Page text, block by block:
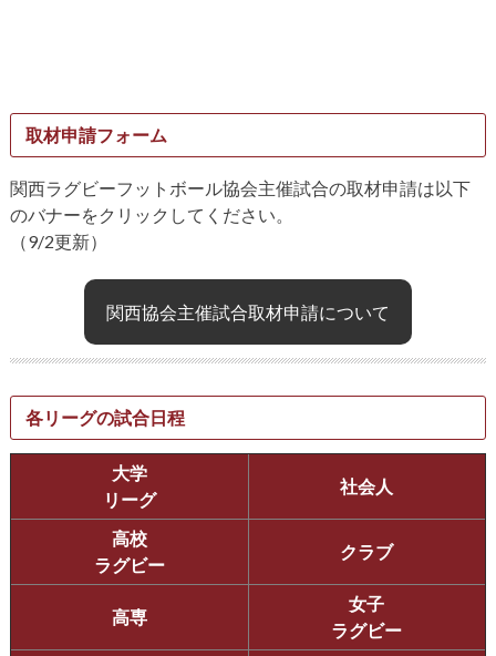
取材申請フォーム
関西ラグビーフットボール協会主催試合の取材申請は以下
のバナーをクリックしてください。
（9/2更新）
関西協会主催試合取材申請について
各リーグの試合日程
大学
リーグ
社会人
高校
ラグビー
クラブ
高専
女子
ラグビー